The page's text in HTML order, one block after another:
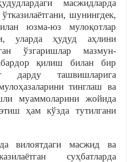
масжидларда
шунингдек,
юзма-юз мулоқотлар
уларда ҳудуд аҳлини
ўзгаришлар мазмун-
қилиш билан бир
дарду ташвишларига
тинглаш ва
муаммоларини жойида
ҳам кўзда тутилгани
вилоятдаги масжид ва
суҳбатларда